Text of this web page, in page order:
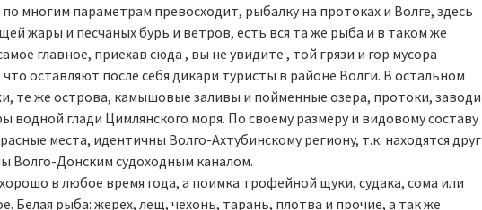
многим параметрам превосходит, рыбалку на протоках и Волге, здесь
жары и песчаных бурь и ветров, есть вся та же рыба и в таком же
главное, приехав сюда , вы не увидите , той грязи и гор мусора
оставляют после себя дикари туристы в районе Волги. В остальном
те же острова, камышовые заливы и пойменные озера, протоки, заводи
водной глади Цимлянского моря. По своему размеру и видовому составу
места, идентичны Волго-Ахтубинскому региону, т.к. находятся друг
Волго-Донским судоходным каналом.
в любое время года, а поимка трофейной щуки, судака, сома или
Белая рыба: жерех, лещ, чехонь, тарань, плотва и прочие, а так же